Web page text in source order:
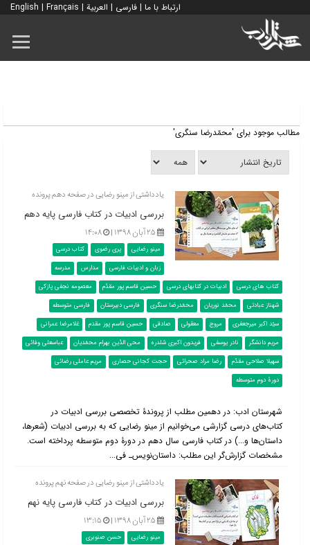
ارتباط با ما | فارسی | العربية |
English | Français
مطالب موجود برای 'محمّدرضا سنگری'
یادداشتی از مینو رضایی در صفحه دهم پرونده
بررسی ادبیات در کتاب فارسی پایه دهم
۲۵ آبان ۱۳۹۸ | ۱۴:۰۸
مینو رضایی پری رضوی
کتاب درسی
زبان و ادبیات فارسی
مدارس
مدرسه
کتاب های درسی
ادبیات در کتابهای درسی حسین قاسم پور مقدّم
معصومه نجفی پازکی
شهناز عبادتی
محمّد نوریان محمّدرضا سنگری فارسی دبیرستان
فارسی متوسطه
سیّد اکبر میرجعفری
مروج معقولی صادقی حسین قاسم پور مقدم
غلامرضا عمرانی
مریم دانشگر
نادر یوسفی فریدون اکبری شلدره محی الدّین بهرام محمّدیان
عباسعلی وفائی
سهیلا صلاحی مقدّم
رضا مراد صحرائی حجت کجانی حصاری
مریم عاملی رضائی
دورۀ دوم متوسطه
شهرستان ادب: در دهمین مطلب از پروندۀ تخصصی بررسی ادبیات در
کتاب‌‌های درسی گزارشی می‌خوانیم از مینو رضایی که به بررسی ادبیات (شعرها،
داستان‌ها و...) در کتاب فارسی سال دهم در دورۀ دوم متوسطه پرداخته است.
مشخصات گزارش‌گر این مطلب: داستان‌نویس‌ـ فی...
یادداشتی از مینو رضایی در صفحه نهم پرونده
بررسی ادبیات در کتاب فارسی پایه نهم
۲۵ آبان ۱۳۹۸ | ۱۳:۱۵
مینو رضایی
حسن صنوبری